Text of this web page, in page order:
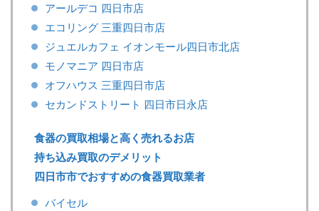
アールデコ 四日市店
エコリング 三重四日市店
ジュエルカフェ イオンモール四日市北店
モノマニア 四日市店
オフハウス 三重四日市店
セカンドストリート 四日市日永店
食器の買取相場と高く売れるお店
持ち込み買取のデメリット
四日市市でおすすめの食器買取業者
バイセル